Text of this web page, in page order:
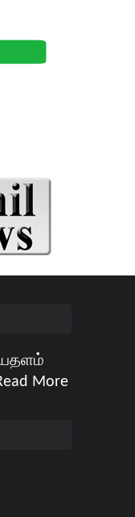
More